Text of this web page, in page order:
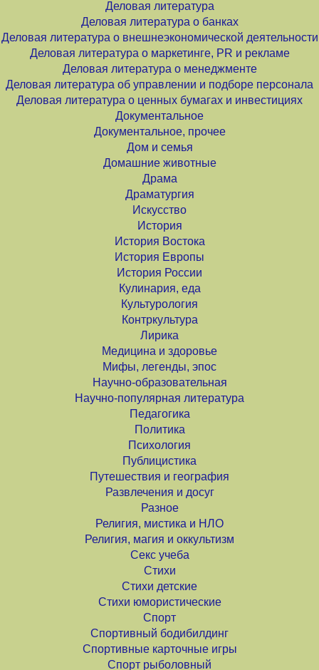
Деловая литература
Деловая литература о банках
Деловая литература о внешнеэкономической деятельности
Деловая литература о маркетинге, PR и рекламе
Деловая литература о менеджменте
Деловая литература об управлении и подборе персонала
Деловая литература о ценных бумагах и инвестициях
Документальное
Документальное, прочее
Дом и семья
Домашние животные
Драма
Драматургия
Искусство
История
История Востока
История Европы
История России
Кулинария, еда
Культурология
Контркультура
Лирика
Медицина и здоровье
Мифы, легенды, эпос
Научно-образовательная
Научно-популярная литература
Педагогика
Политика
Психология
Публицистика
Путешествия и география
Развлечения и досуг
Разное
Религия, мистика и НЛО
Религия, магия и оккультизм
Секс учеба
Стихи
Стихи детские
Стихи юмористические
Спорт
Спортивный бодибилдинг
Спортивные карточные игры
Спорт рыболовный